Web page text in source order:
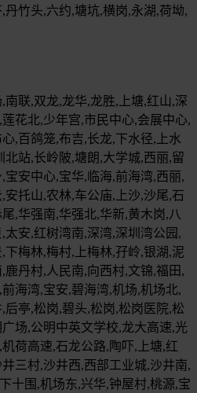
竹头,六约,塘坑,横岗,永湖,荷坳,
联,双龙,龙华,龙胜,上塘,红山,深
花北,少年宫,市民中心,会展中心,
,百鸽笼,布吉,长龙,下水径,上水
站,长岭陂,塘朗,大学城,西丽,留
安中心,宝华,临海,前海湾,西丽,
托山,农林,车公庙,上沙,沙尾,石
,华强南,华强北,华新,黄木岗,八
太安,红树湾南,深湾,深圳湾公园,
梅林,梅村,上梅林,孖岭,银湖,泥
鹿丹村,人民南,向西村,文锦,福田,
海湾,宝安,碧海湾,机场,机场北,
亭,松岗,碧头,松岗,松岗医院,松
场,公明中英文学校,龙大高速,光
荷高速,石龙公路,陶吓,上塘,红
三村,沙井西,西部工业城,沙井南,
十围,机场东,兴华,钟屋村,桃源,宝